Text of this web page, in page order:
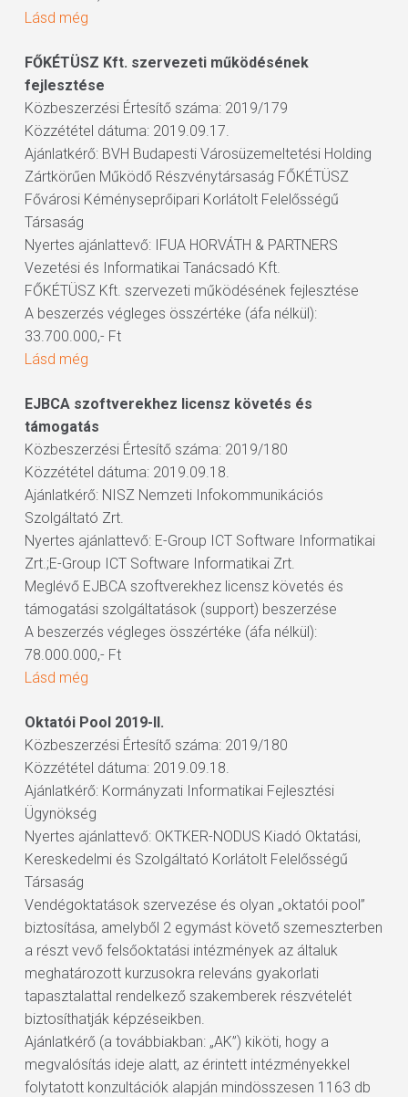
Lásd még
FŐKÉTÜSZ Kft. szervezeti működésének
fejlesztése
Közbeszerzési Értesítő száma: 2019/179
Közzététel dátuma: 2019.09.17.
Ajánlatkérő: BVH Budapesti Városüzemeltetési Holding
Zártkörűen Működő Részvénytársaság FŐKÉTÜSZ
Fővárosi Kéményseprőipari Korlátolt Felelősségű
Társaság
Nyertes ajánlattevő: IFUA HORVÁTH & PARTNERS
Vezetési és Informatikai Tanácsadó Kft.
FŐKÉTÜSZ Kft. szervezeti működésének fejlesztése
A beszerzés végleges összértéke (áfa nélkül):
33.700.000,- Ft
Lásd még
EJBCA szoftverekhez licensz követés és
támogatás
Közbeszerzési Értesítő száma: 2019/180
Közzététel dátuma: 2019.09.18.
Ajánlatkérő: NISZ Nemzeti Infokommunikációs
Szolgáltató Zrt.
Nyertes ajánlattevő: E-Group ICT Software Informatikai
Zrt.;E-Group ICT Software Informatikai Zrt.
Meglévő EJBCA szoftverekhez licensz követés és
támogatási szolgáltatások (support) beszerzése
A beszerzés végleges összértéke (áfa nélkül):
78.000.000,- Ft
Lásd még
Oktatói Pool 2019-II.
Közbeszerzési Értesítő száma: 2019/180
Közzététel dátuma: 2019.09.18.
Ajánlatkérő: Kormányzati Informatikai Fejlesztési
Ügynökség
Nyertes ajánlattevő: OKTKER-NODUS Kiadó Oktatási,
Kereskedelmi és Szolgáltató Korlátolt Felelősségű
Társaság
Vendégoktatások szervezése és olyan „oktatói pool”
biztosítása, amelyből 2 egymást követő szemeszterben
a részt vevő felsőoktatási intézmények az általuk
meghatározott kurzusokra releváns gyakorlati
tapasztalattal rendelkező szakemberek részvételét
biztosíthatják képzéseikben.
Ajánlatkérő (a továbbiakban: „AK”) kiköti, hogy a
megvalósítás ideje alatt, az érintett intézményekkel
folytatott konzultációk alapján mindösszesen 1163 db